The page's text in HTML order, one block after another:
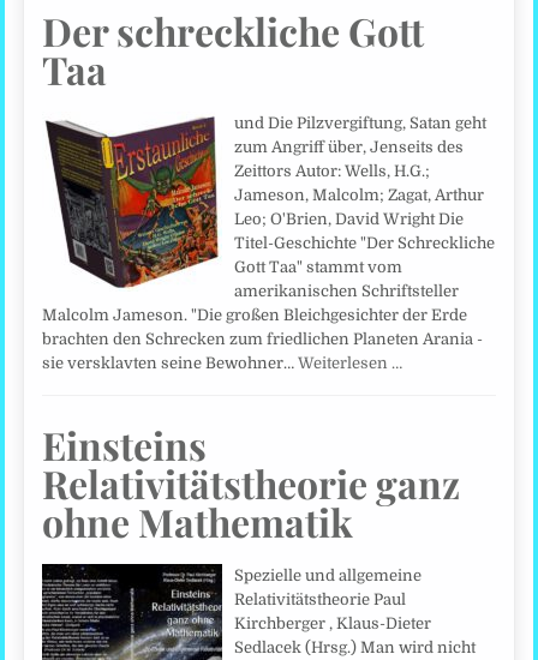
Der schreckliche Gott
Taa
und Die Pilzvergiftung, Satan geht
zum Angriff über, Jenseits des
Zeittors Autor: Wells, H.G.;
Jameson, Malcolm; Zagat, Arthur
Leo; O'Brien, David Wright Die
Titel-Geschichte "Der Schreckliche
Gott Taa" stammt vom
amerikanischen Schriftsteller
Malcolm Jameson. "Die großen Bleichgesichter der Erde
brachten den Schrecken zum friedlichen Planeten Arania -
sie versklavten seine Bewohner…Weiterlesen …
Einsteins
Relativitätstheorie ganz
ohne Mathematik
Spezielle und allgemeine
Relativitätstheorie Paul
Kirchberger , Klaus-Dieter
Sedlacek (Hrsg.) Man wird nicht